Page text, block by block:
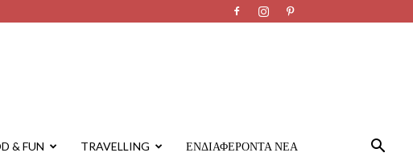
& FUN TRAVELLING ΕΝΔΙΑΦΈΡΟΝΤΑ ΝΈΑ